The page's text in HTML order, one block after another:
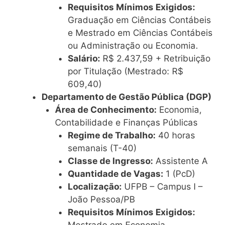
Requisitos Mínimos Exigidos:
Graduação em Ciências Contábeis
e Mestrado em Ciências Contábeis
ou Administração ou Economia.
Salário: R$ 2.437,59 + Retribuição
por Titulação (Mestrado: R$
609,40)
Departamento de Gestão Pública (DGP)
Área de Conhecimento: Economia,
Contabilidade e Finanças Públicas
Regime de Trabalho: 40 horas
semanais (T-40)
Classe de Ingresso: Assistente A
Quantidade de Vagas: 1 (PcD)
Localização: UFPB – Campus I –
João Pessoa/PB
Requisitos Mínimos Exigidos: